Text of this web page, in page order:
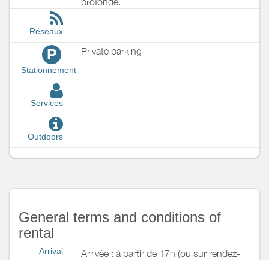
Réseaux
P
Stationnement
Private parking
Services
Outdoors
General terms and conditions of
rental
Arrival
Arrivée : à partir de 17h (ou sur rendez-